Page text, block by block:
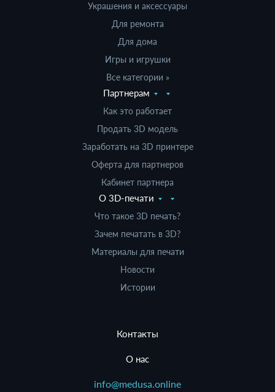
Украшения и аксессуары
Для ремонта
Для дома
Игры и игрушки
Все категории »
Партнерам
Как это работает
Продать 3D модель
Заработать на 3D принтере
Оферта для партнеров
Кабинет партнера
О 3D-печати
Что такое 3D печать?
Зачем печатать в 3D?
Материалы для печати
Новости
Истории
Контакты
О нас
info@medusa.online